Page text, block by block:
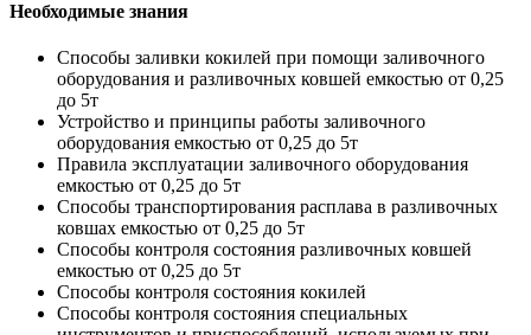
Необходимые знания
Способы заливки кокилей при помощи заливочного
оборудования и разливочных ковшей емкостью от 0,25
до 5т
Устройство и принципы работы заливочного
оборудования емкостью от 0,25 до 5т
Правила эксплуатации заливочного оборудования
емкостью от 0,25 до 5т
Способы транспортирования расплава в разливочных
ковшах емкостью от 0,25 до 5т
Способы контроля состояния разливочных ковшей
емкостью от 0,25 до 5т
Способы контроля состояния кокилей
Способы контроля состояния специальных